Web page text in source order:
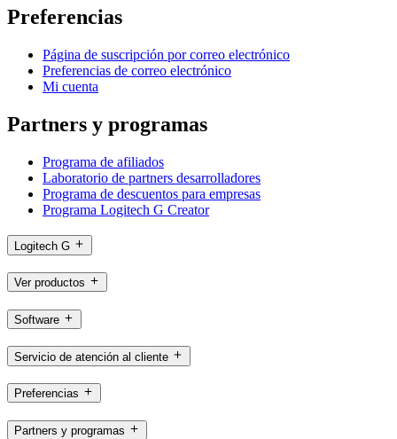
Preferencias
Página de suscripción por correo electrónico
Preferencias de correo electrónico
Mi cuenta
Partners y programas
Programa de afiliados
Laboratorio de partners desarrolladores
Programa de descuentos para empresas
Programa Logitech G Creator
Logitech G
Ver productos
Software
Servicio de atención al cliente
Preferencias
Partners y programas